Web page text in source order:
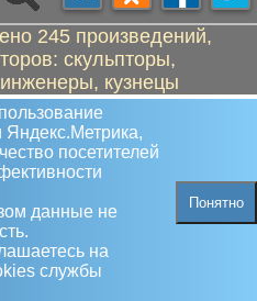
245 произведений,
скульпторы,
кузнецы
посетителей
данные не
на
службы
Понятно